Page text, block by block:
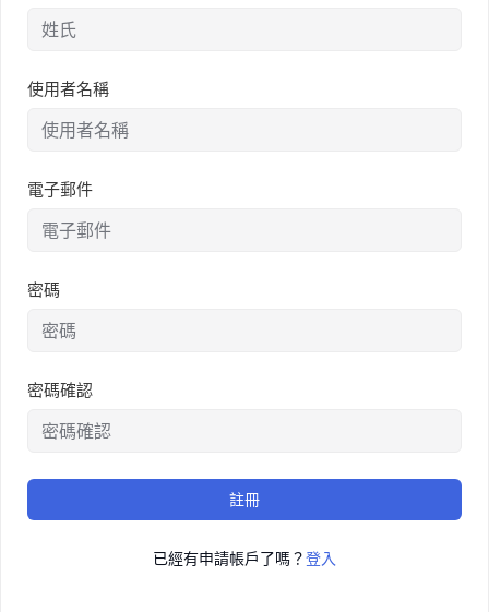
使用者名稱
電子郵件
密碼
密碼確認
註冊
已經有申請帳戶了嗎？登入